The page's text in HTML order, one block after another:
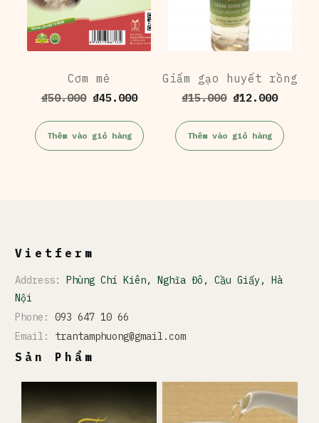
Cơm mẻ
₫50.000 Giá
₫50.000.
₫45.000Giá
tại
là:
Thêm vào giỏ hàng
Giấm gạo huyết rồng
₫15.000 Giá
₫15.000.
₫12.000Giá
tại
là:
Thêm vào giỏ hàng
Vietferm
Address: Phùng Chí Kiên, Nghĩa Đô, Cầu Giấy, Hà
Nội
Phone: 093 647 10 66
Email: trantamphuong@gmail.com
Sản Phẩm